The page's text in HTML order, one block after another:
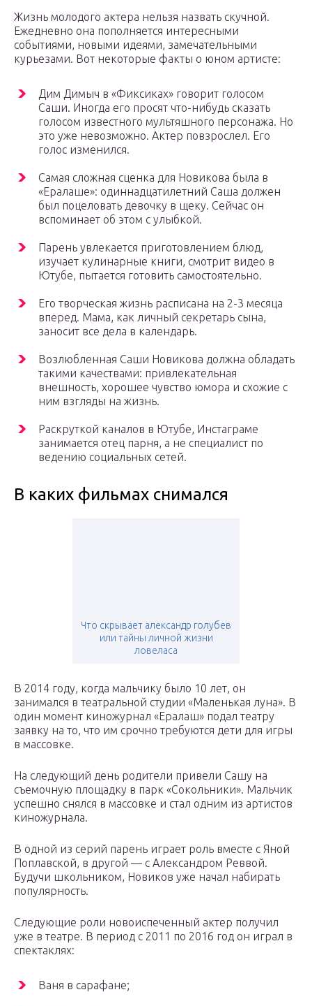
Жизнь молодого актера нельзя назвать скучной.
Ежедневно она пополняется интересными
событиями, новыми идеями, замечательными
курьезами. Вот некоторые факты о юном артисте:
Дим Димыч в «Фиксиках» говорит голосом
Саши. Иногда его просят что-нибудь сказать
голосом известного мультяшного персонажа. Но
это уже невозможно. Актер повзрослел. Его
голос изменился.
Самая сложная сценка для Новикова была в
«Ералаше»: одиннадцатилетний Саша должен
был поцеловать девочку в щеку. Сейчас он
вспоминает об этом с улыбкой.
Парень увлекается приготовлением блюд,
изучает кулинарные книги, смотрит видео в
Ютубе, пытается готовить самостоятельно.
Его творческая жизнь расписана на 2-3 месяца
вперед. Мама, как личный секретарь сына,
заносит все дела в календарь.
Возлюбленная Саши Новикова должна обладать
такими качествами: привлекательная
внешность, хорошее чувство юмора и схожие с
ним взгляды на жизнь.
Раскруткой каналов в Ютубе, Инстаграме
занимается отец парня, а не специалист по
ведению социальных сетей.
В каких фильмах снимался
Что скрывает александр голубев
или тайны личной жизни
ловеласа
В 2014 году, когда мальчику было 10 лет, он
занимался в театральной студии «Маленькая луна». В
один момент киножурнал «Ералаш» подал театру
заявку на то, что им срочно требуются дети для игры
в массовке.
На следующий день родители привели Сашу на
съемочную площадку в парк «Сокольники». Мальчик
успешно снялся в массовке и стал одним из артистов
киножурнала.
В одной из серий парень играет роль вместе с Яной
Поплавской, в другой — с Александром Реввой.
Будучи школьником, Новиков уже начал набирать
популярность.
Следующие роли новоиспеченный актер получил
уже в театре. В период с 2011 по 2016 год он играл в
спектаклях:
Ваня в сарафане;